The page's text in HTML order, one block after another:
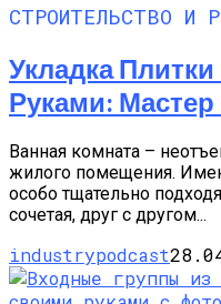
СТРОИТЕЛЬСТВО И
Укладка
Руками: Мастер
Ванная комната –
жилого помещения.
особо тщательно
сочетая, друг с другом...
industrypodcast